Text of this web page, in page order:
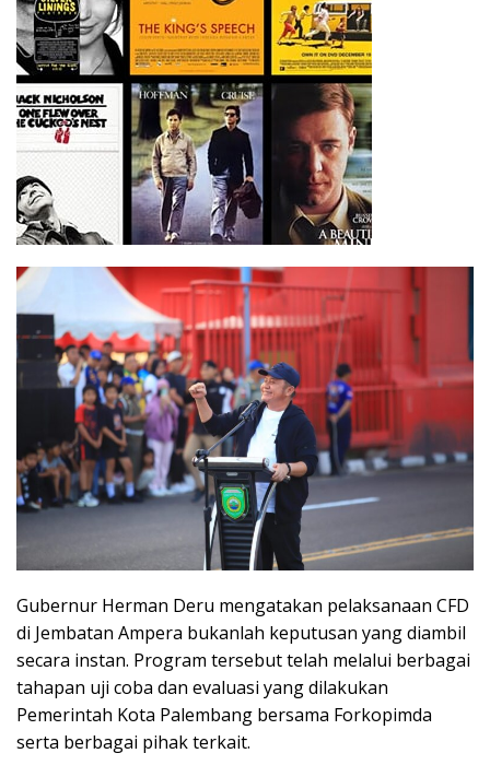
Gubernur Herman Deru mengatakan pelaksanaan CFD
di Jembatan Ampera bukanlah keputusan yang diambil
secara instan. Program tersebut telah melalui berbagai
tahapan uji coba dan evaluasi yang dilakukan
Pemerintah Kota Palembang bersama Forkopimda
serta berbagai pihak terkait.